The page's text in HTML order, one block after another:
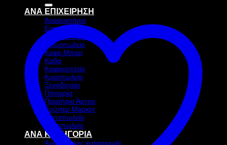
ΑΝΑ ΕΠΙΧΕΙΡΗΣΗ
Αναψυκτήριο
Εστιατόριο
Ζαχαροπλαστείο
Ιχθυοπωλείο
Καφέ-Μπαρ
Κάβα
Καφεκοπτείο
Κρεοπωλείο
Ξενοδοχείο
Πιτσαρία
Πρατήριο Άρτου
Σούπερ Μάρκετ
Ψητοπωλείο
Ανθοπωλείο
ΑΝΑ ΚΑΤΗΓΟΡΙΑ
Ανοξείδωτες κατασκευές